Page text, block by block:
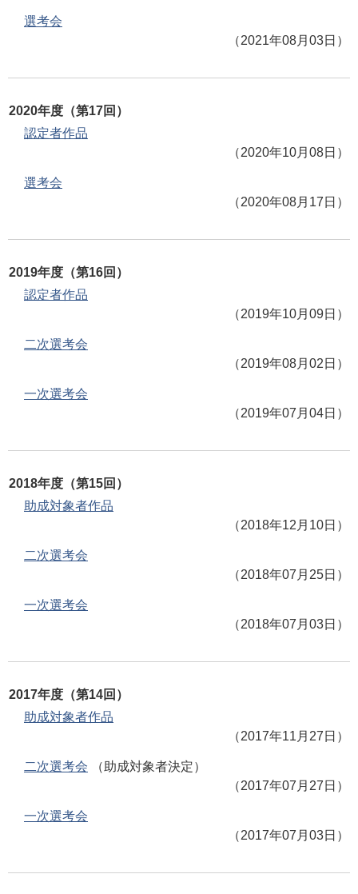
選考会
（2021年08月03日）
2020年度（第17回）
認定者作品
（2020年10月08日）
選考会
（2020年08月17日）
2019年度（第16回）
認定者作品
（2019年10月09日）
二次選考会
（2019年08月02日）
一次選考会
（2019年07月04日）
2018年度（第15回）
助成対象者作品
（2018年12月10日）
二次選考会
（2018年07月25日）
一次選考会
（2018年07月03日）
2017年度（第14回）
助成対象者作品
（2017年11月27日）
二次選考会 （助成対象者決定）
（2017年07月27日）
一次選考会
（2017年07月03日）